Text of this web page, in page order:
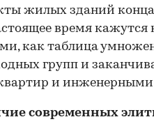
жилых зданий
время
как таблица
групп и
и
современных